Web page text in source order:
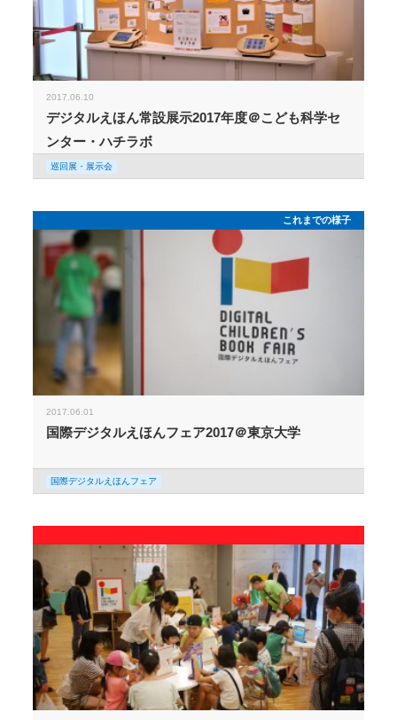
2017.06.10
デジタルえほん常設展示2017年度＠こども科学セ
ンター・ハチラボ
巡回展・展示会
これまでの様子
2017.06.01
国際デジタルえほんフェア2017＠東京大学
国際デジタルえほんフェア